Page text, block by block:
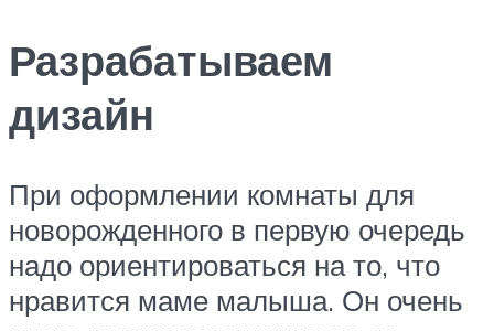
Разрабатываем
дизайн
При оформлении комнаты для
новорожденного в первую очередь
надо ориентироваться на то, что
нравится маме малыша. Он очень